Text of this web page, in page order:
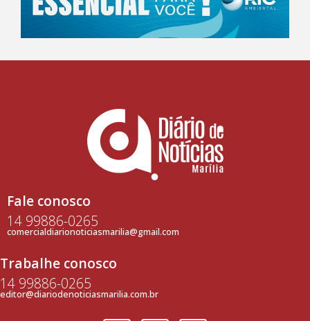
Fale conosco
14 99886-0265
comercialdiarionoticiasmarilia@gmail.com
Trabalhe conosco
14 99886-0265
editor@diariodenoticiasmarilia.com.br